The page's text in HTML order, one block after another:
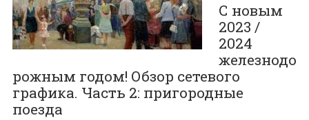
С новым
2023 /
2024
железнодо
рожным годом! Обзор сетевого
графика. Часть 2: пригородные
поезда